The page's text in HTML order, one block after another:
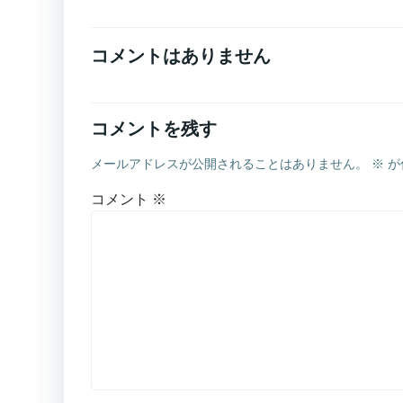
コメントはありません
コメントを残す
メールアドレスが公開されることはありません。 ※
コメント ※